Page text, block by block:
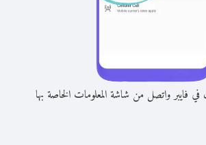
فايبر واتصل من شاشة المعلومات الخاصة بها